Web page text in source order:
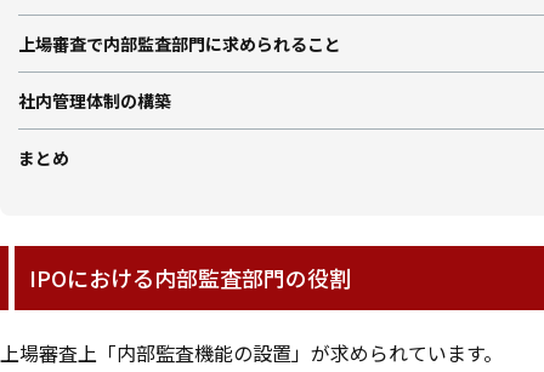
上場審査で内部監査部門に求められること
社内管理体制の構築
まとめ
IPOにおける内部監査部門の役割
上場審査上「内部監査機能の設置」が求められています。